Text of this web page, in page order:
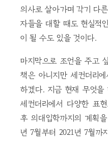
의사로 살아가며 각기 다
자들을 대할 때도 현실적
이 될 수도 있을 것이다.
마지막으로 조언을 주고
책은 아니지만 세컨더리
하겠다. 지금 현재 무엇을
세컨더리에서 다양한 표
후 의대입학까지의 계획
년 7월부터 2021년 7월까